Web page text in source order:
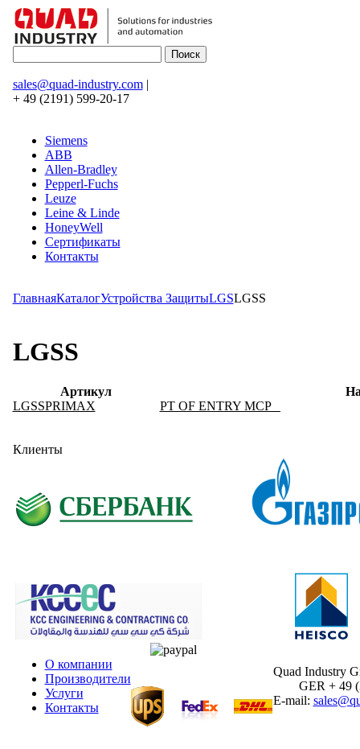
sales@quad-industry.com|
+ 49 (2191) 599-20-17
Siemens
ABB
Allen-Bradley
Pepperl-Fuchs
Leuze
Leine & Linde
HoneyWell
Сертификаты
Контакты
ГлавнаяКаталогУстройства ЗащитыLGSLGSS
LGSS
Артикул
LGSSPRIMAX
PT OF ENTRY MCP _
Клиенты
О компании
Производители
Услуги
Контакты
Quad Industry
GER + 49
E-mail: